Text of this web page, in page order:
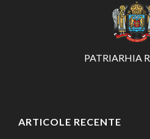
PATRIARHIA
ARTICOLE RECENTE